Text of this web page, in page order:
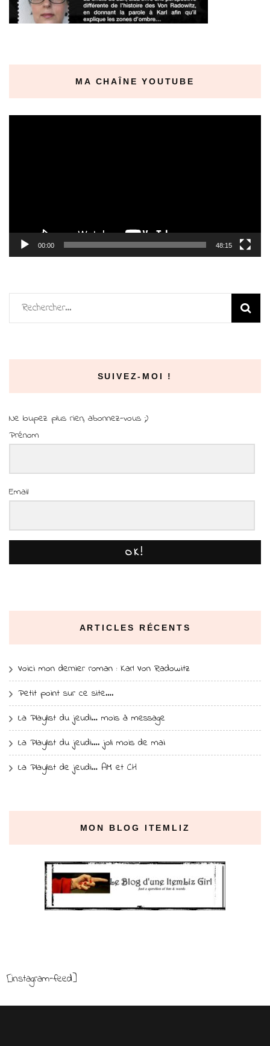
MA CHAÎNE YOUTUBE
00:00 48:15
Rechercher :
SUIVEZ-MOI !
Ne loupez plus rien, abonnez-vous ;)
Prénom
Email
OK!
ARTICLES RÉCENTS
Voici mon dernier roman : Karl Von Radowitz
Petit point sur ce site….
La Playlist du jeudi… mois à message
La Playlist du jeudi…. joli mois de mai
La Playlist de jeudi… AM et CH
MON BLOG ITEMLIZ
[instagram-feed]